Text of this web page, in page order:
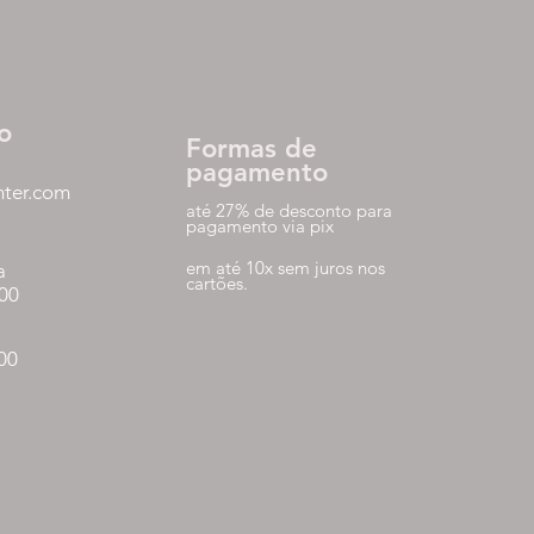
Formas de
pagamento
até 27% de desconto para
pagamento via pix
em até 10x sem juros nos
cartões.